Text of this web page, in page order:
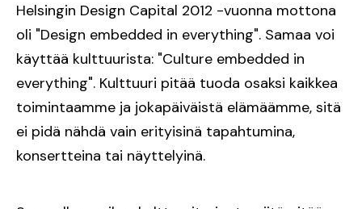
Helsingin Design Capital 2012 -vuonna mottona
oli "Design embedded in everything". Samaa voi
käyttää kulttuurista: "Culture embedded in
everything". Kulttuuri pitää tuoda osaksi kaikkea
toimintaamme ja jokapäiväistä elämäämme, sitä
ei pidä nähdä vain erityisinä tapahtumina,
konsertteina tai näyttelyinä.